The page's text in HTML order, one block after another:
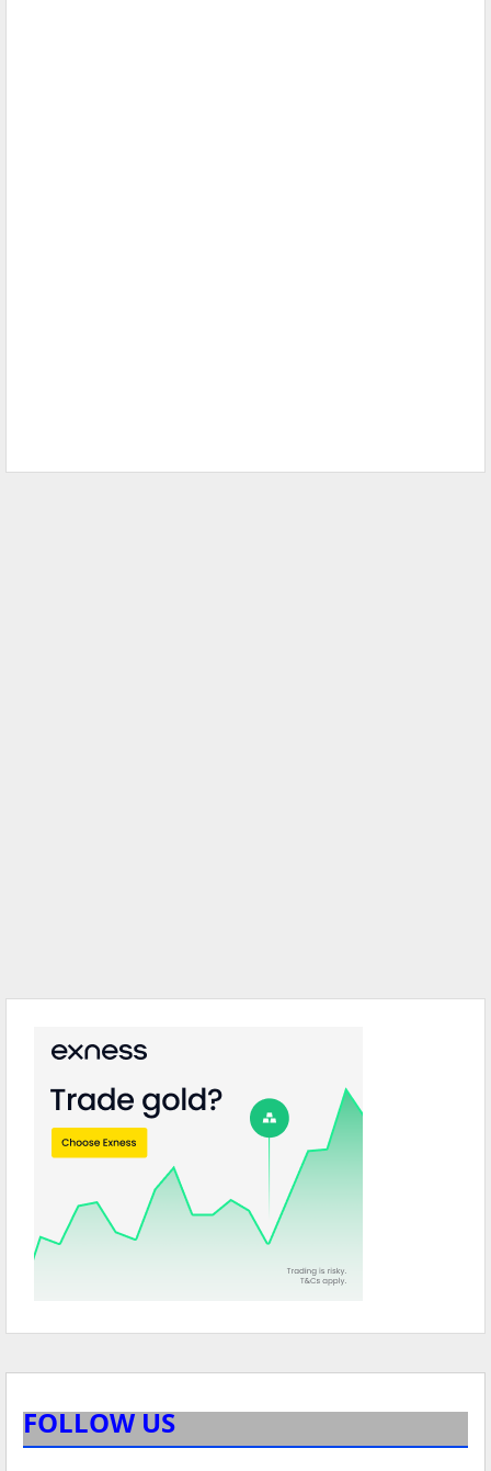
FOLLOW US